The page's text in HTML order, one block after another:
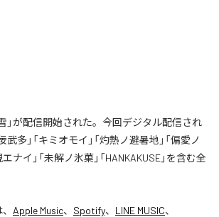
」が配信開始された。今回デジタル配信され
多」「キミオモイ」「灼熱ノ避暑地」「偏愛ノ
ナイ」「未解ノ氷菓」「HANKAKUSE」を含む全
Apple Music、 Spotify、 LINE MUSIC、